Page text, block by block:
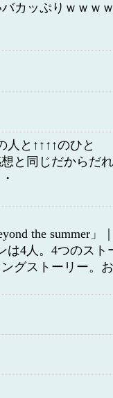
カッぷりｗｗｗ
と↑↑↑↑のひと
と同じだからだ
the summer」
4人。4つのスト
グストーリー。